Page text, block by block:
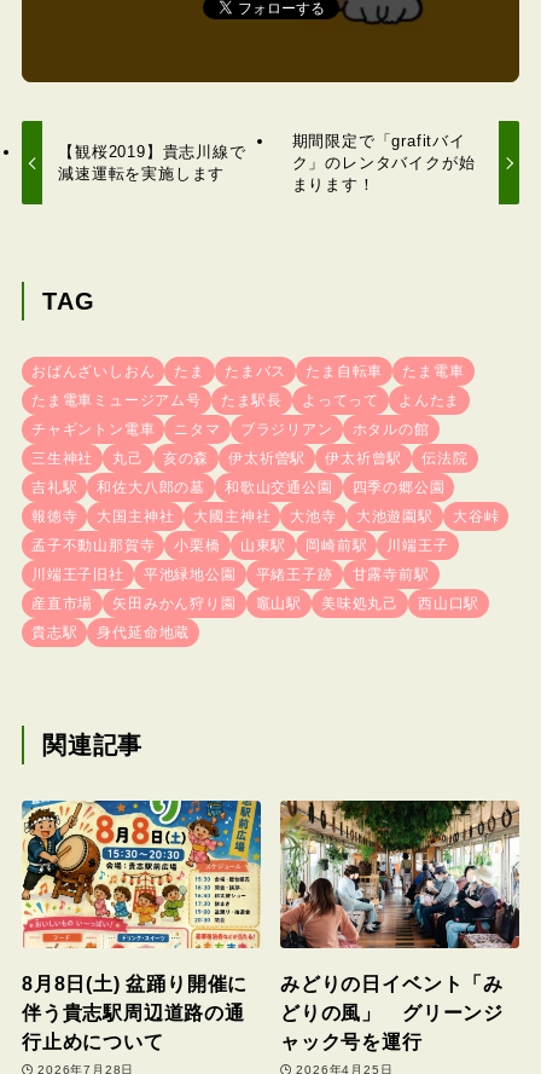
【観桜2019】貴志川線で
減速運転を実施します
期間限定で「grafitバイ
ク」のレンタバイクが始
まります！
TAG
おばんざいしおん たま たまバス たま自転車
たま電車
たま電車ミュージアム号
たま駅長 よってって
よんたま
チャギントン電車
ニタマ ブラジリアン
ホタルの館
三生神社
丸己 亥の森 伊太祈曽駅 伊太祈曾駅
伝法院
吉礼駅
和佐大八郎の墓 和歌山交通公園
四季の郷公園
報徳寺
大国主神社 大國主神社 大池寺 大池遊園駅
大谷峠
孟子不動山那賀寺
小栗橋 山東駅 岡崎前駅
川端王子
川端王子旧社
平池緑地公園 平緒王子跡
甘露寺前駅
産直市場
矢田みかん狩り園 竈山駅 美味処丸己
西山口駅
貴志駅
身代延命地蔵
関連記事
8月8日(土) 盆踊り開催に
伴う貴志駅周辺道路の通
行止めについて
2026年7月28日
みどりの日イベント「み
どりの風」 グリーンジ
ャック号を運行
2026年4月25日